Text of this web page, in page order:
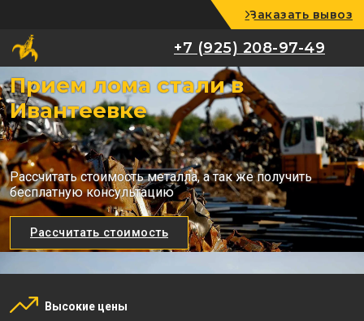
+7 (925) 208-97-49
Заказать вывоз
+7 (925) 208-97-49
Прием лома стали в
Ивантеевке
Рассчитать стоимость металла, а так же получить
бесплатную консультацию
Рассчитать стоимость
Высокие цены